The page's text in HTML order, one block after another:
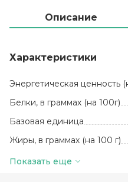
Описание
Характеристики
Энергетическая ценность
Белки, в граммах (на 100г)
Базовая единица
Жиры, в граммах (на 100 г)
Состав
Показать еще